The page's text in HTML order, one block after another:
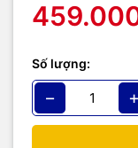
Số lượng:
− +